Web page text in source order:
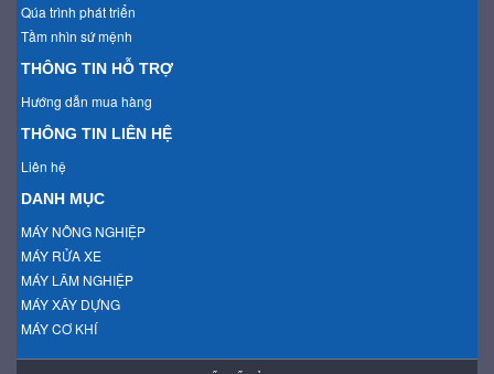
Qúa trình phát triển
Tầm nhìn sứ mệnh
THÔNG TIN HỖ TRỢ
Hướng dẫn mua hàng
THÔNG TIN LIÊN HỆ
Liên hệ
DANH MỤC
MÁY NÔNG NGHIỆP
MÁY RỬA XE
MÁY LÂM NGHIỆP
MÁY XÂY DỰNG
MÁY CƠ KHÍ